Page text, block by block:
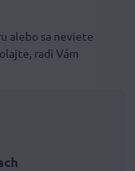
alebo sa neviete
radi Vám